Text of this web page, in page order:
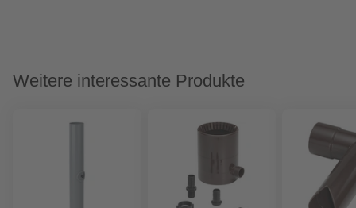
Weitere interessante Produkte